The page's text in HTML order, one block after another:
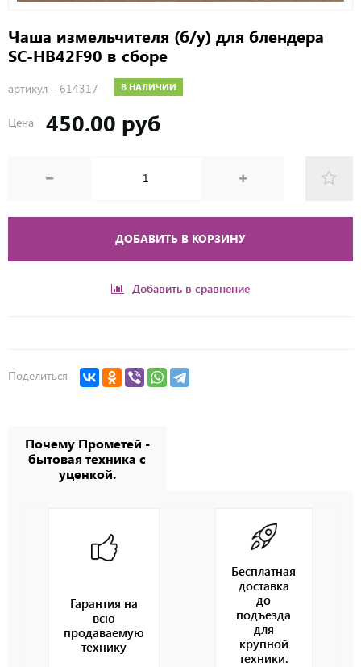
Чаша измельчителя (б/у) для блендера
SC-HB42F90 в сборе
артикул – 614317 В НАЛИЧИИ
Цена 450.00 руб
ДОБАВИТЬ В КОРЗИНУ
Добавить в сравнение
Поделиться
Почему Прометей -
бытовая техника с
уценкой.
Гарантия на
всю
продаваемую
технику
Бесплатная
доставка
до
подъезда
для
крупной
техники.